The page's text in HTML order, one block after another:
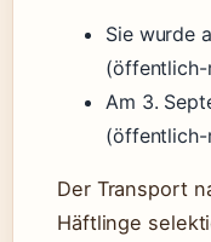
Sie wurde
(öffentlich-
Am 3.
(öffentlich-
Der Transport
Häftlinge